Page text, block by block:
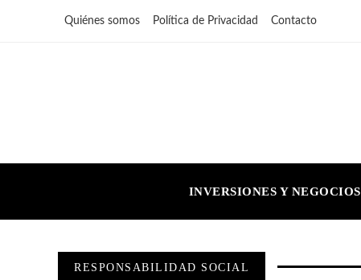
Quiénes somos Política de Privacidad Contacto
INVERSIONES Y NEGOCIOS
RESPONSABILIDAD SOCIAL